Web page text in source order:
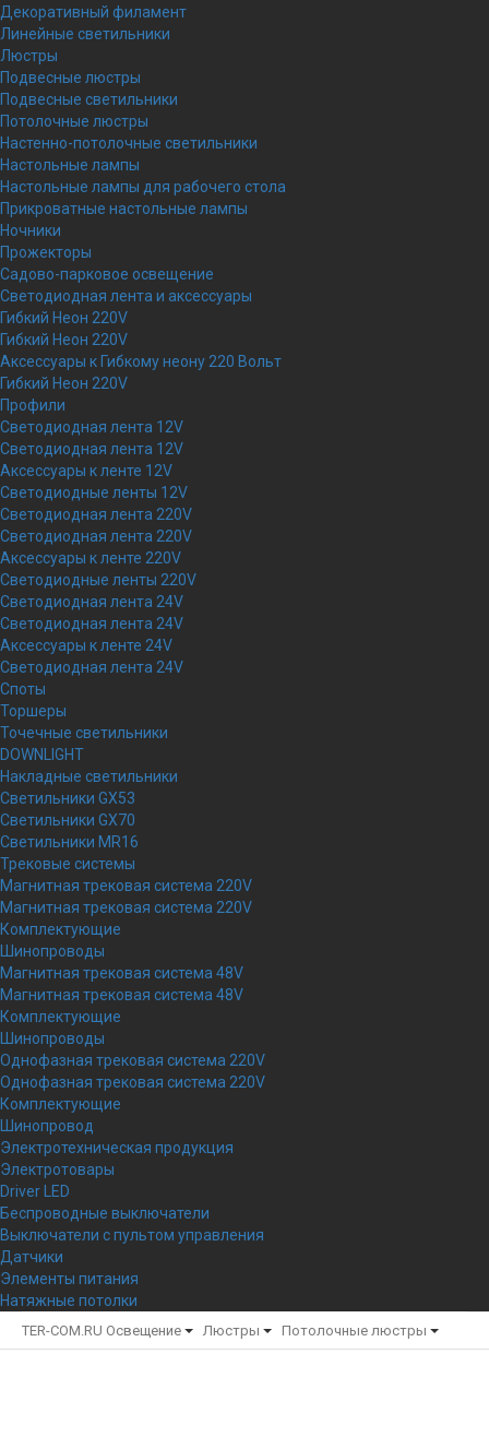
Декоративный филамент
Линейные светильники
Люстры
Подвесные люстры
Подвесные светильники
Потолочные люстры
Настенно-потолочные светильники
Настольные лампы
Настольные лампы для рабочего стола
Прикроватные настольные лампы
Ночники
Прожекторы
Садово-парковое освещение
Светодиодная лента и аксессуары
Гибкий Неон 220V
Гибкий Неон 220V
Аксессуары к Гибкому неону 220 Вольт
Гибкий Неон 220V
Профили
Светодиодная лента 12V
Светодиодная лента 12V
Аксессуары к ленте 12V
Светодиодные ленты 12V
Светодиодная лента 220V
Светодиодная лента 220V
Аксессуары к ленте 220V
Светодиодные ленты 220V
Светодиодная лента 24V
Светодиодная лента 24V
Аксессуары к ленте 24V
Светодиодная лента 24V
Споты
Торшеры
Точечные светильники
DOWNLIGHT
Накладные светильники
Светильники GX53
Светильники GX70
Светильники MR16
Трековые системы
Магнитная трековая система 220V
Магнитная трековая система 220V
Комплектующие
Шинопроводы
Магнитная трековая система 48V
Магнитная трековая система 48V
Комплектующие
Шинопроводы
Однофазная трековая система 220V
Однофазная трековая система 220V
Комплектующие
Шинопровод
Электротехническая продукция
Электротовары
Driver LED
Беспроводные выключатели
Выключатели с пультом управления
Датчики
Элементы питания
Натяжные потолки
TER-COM.RU Освещение Люстры Потолочные люстры